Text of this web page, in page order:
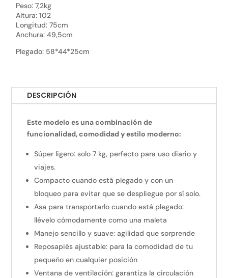
Peso: 7,2kg
Altura: 102
Longitud: 75cm
Anchura: 49,5cm
Plegado: 58*44*25cm
DESCRIPCIÓN
Este modelo es una combinación de
funcionalidad, comodidad y estilo moderno:
Súper ligero: solo 7 kg, perfecto para uso diario y
viajes.
Compacto cuando está plegado y con un
bloqueo para evitar que se despliegue por sí solo.
Asa para transportarlo cuando está plegado:
llévelo cómodamente como una maleta
Manejo sencillo y suave: agilidad que sorprende
Reposapiés ajustable: para la comodidad de tu
pequeño en cualquier posición
Ventana de ventilación: garantiza la circulación